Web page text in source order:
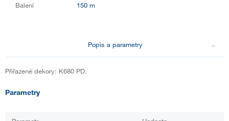
Balení
150 m
Popis a parametry
Přiřazené dekory: K680 PD.
Parametry